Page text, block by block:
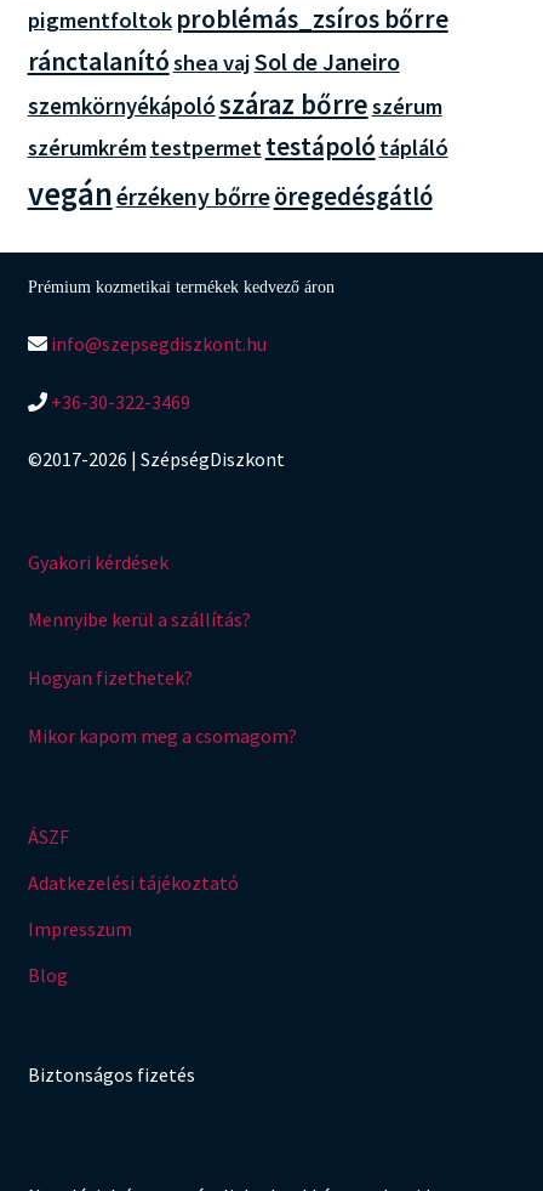
pigmentfoltok problémás_zsíros bőrre
ránctalanítóshea vajSol de Janeiro
szemkörnyékápolószáraz bőrreszérum
szérumkrémtestpermettestápoló tápláló
vegánérzékeny bőrreöregedésgátló
Prémium kozmetikai termékek kedvező áron
info@szepsegdiszkont.hu
+36-30-322-3469
©2017-2026 | SzépségDiszkont
Gyakori kérdések
Mennyibe kerül a szállítás?
Hogyan fizethetek?
Mikor kapom meg a csomagom?
ÁSZF
Adatkezelési tájékoztató
Impresszum
Blog
Biztonságos fizetés